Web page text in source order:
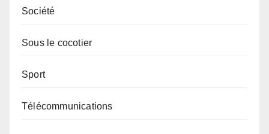
Société
Sous le cocotier
Sport
Télécommunications